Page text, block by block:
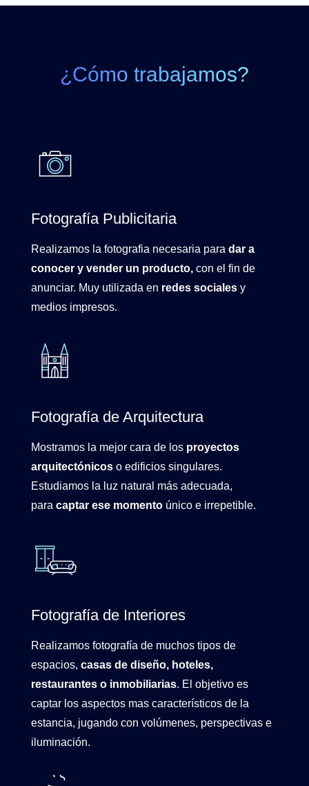
¿Cómo trabajamos?
Fotografía Publicitaria
Realizamos la fotografia necesaria para dar a
conocer y vender un producto,con el fin de
anunciar. Muy utilizada en redes socialesy
medios impresos.
Fotografía de Arquitectura
Mostramos la mejor cara de los proyectos
arquitectónicoso edificios singulares.
Estudiamos la luz natural más adecuada,
para captar ese momentoúnico e irrepetible.
Fotografía de Interiores
Realizamos fotografía de muchos tipos de
espacios, casas de diseño, hoteles,
restaurantes o inmobiliarias. El objetivo es
captar los aspectos mas característicos de la
estancia, jugando con volúmenes, perspectivas e
iluminación.